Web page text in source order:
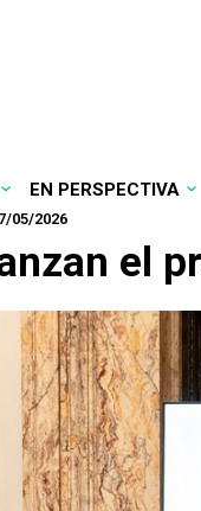
EN PERSPECTIVA
05/2026
el